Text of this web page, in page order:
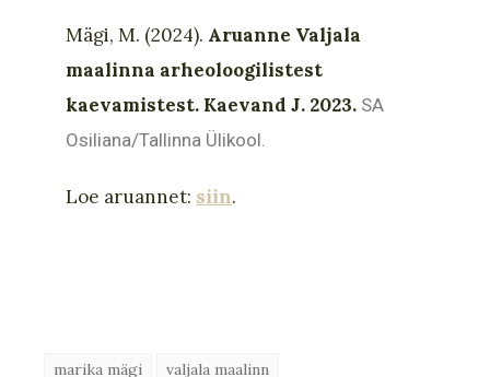
Mägi, M. (2024). Aruanne Valjala
maalinna arheoloogilistest
kaevamistest. Kaevand J. 2023. SA
Osiliana/Tallinna Ülikool.
Loe aruannet: siin.
marika mägi valjala maalinn